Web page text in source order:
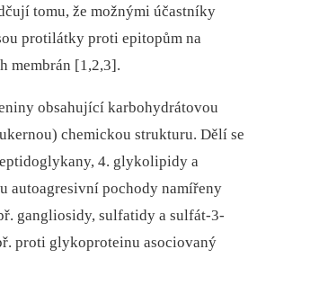
tomu, že možnými účastníky
protilátky proti epitopům na
membrán [1,2,3].
obsahující karbohydrátovou
chemickou strukturu. Dělí se
4. glykolipidy a
autoagresivní pochody namířeny
gangliosidy, sulfatidy a sulfát-3-
proti glykoproteinu asociovaný